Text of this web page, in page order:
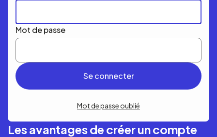
Mot de passe
Mot de passe oublié
Les avantages de créer un compte